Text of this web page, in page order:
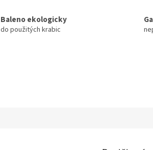
Baleno ekologicky
do použitých krabic